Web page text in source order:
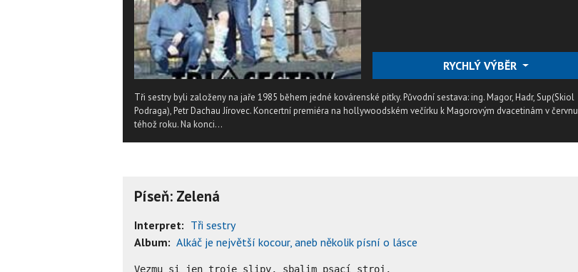
RYCHLÝ VÝBĚR
Tři sestry byli založeny na jaře 1985 během jedné kovárenské pitky. Původní sestava: ing. Magor, Hadr, Sup(Skiol
Podraga), Petr Dachau Jírovec. Koncertní premiéra na hollywoodském večírku k Magorovým dvacetinám v červnu
téhož roku. Na konci...
Píseň: Zelená
Interpret: Tři sestry
Album: Alkáč je největší kocour, aneb několik písní o lásce
Vezmu si jen troje slipy, sbalim psací stroj,